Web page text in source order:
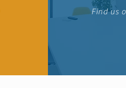
Find us